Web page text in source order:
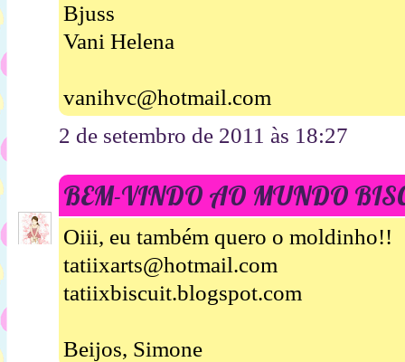
Bjuss
Vani Helena
vanihvc@hotmail.com
2 de setembro de 2011 às 18:27
BEM-VINDO AO MUNDO
Oiii, eu também quero o moldinho!!
tatiixarts@hotmail.com
tatiixbiscuit.blogspot.com
Beijos, Simone